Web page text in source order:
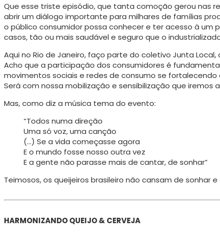
Que esse triste episódio, que tanta comoção gerou nas
abrir um diálogo importante para milhares de famílias
o público consumidor possa conhecer e ter acesso à um
casos, tão ou mais saudável e seguro que o
Aqui no Rio de Janeiro, faço parte do coletivo Junta
Acho que a participação dos consumidores é
movimentos sociais e redes de consumo se
Será com nossa mobilização e sensibilização que iremos
Mas, como diz a música tema do evento:
“Todos numa direção
Uma só voz, uma canção
(…) Se a vida começasse agora
E o mundo fosse nosso outra vez
E a gente não parasse mais de cantar, de sonhar”
Teimosos, os queijeiros brasileiro não cansam de sonhar
HARMONIZANDO QUEIJO & CERVEJA